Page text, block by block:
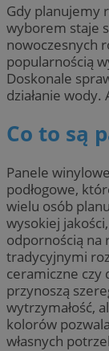
Gdy planujemy
wyborem staje
nowoczesnych
popularnością
Doskonale
działanie
Co to są
Panele
podłogowe,
wielu osób
wysokiej
odpornością na
tradycyjnymi
ceramiczne czy
przynoszą
wytrzymałość,
kolorów
własnych